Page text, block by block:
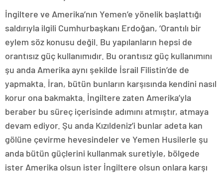
İngiltere ve Amerika’nın Yemen’e yönelik başlattığı
saldırıyla ilgili Cumhurbaşkanı Erdoğan, ‘Orantılı bir
eylem söz konusu değil. Bu yapılanların hepsi de
orantısız güç kullanımıdır. Bu orantısız güç kullanımını
şu anda Amerika aynı şekilde İsrail Filistin’de de
yapmakta. İran, bütün bunların karşısında kendini nasıl
korur ona bakmakta. İngiltere zaten Amerika’yla
beraber bu süreç içerisinde adımını atmıştır, atmaya
devam ediyor. Şu anda Kızıldeniz’i bunlar adeta kan
gölüne çevirme hevesindeler ve Yemen Husilerle şu
anda bütün güçlerini kullanmak suretiyle, bölgede
ister Amerika olsun ister İngiltere olsun onlara karşı